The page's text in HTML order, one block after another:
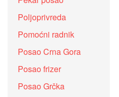
Poljoprivreda
Pomoćni radnik
Posao Crna Gora
Posao frizer
Posao Grčka